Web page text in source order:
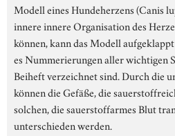
Modell eines Hundeherzens (Canis
innere innere Organisation des
können, kann das Modell
es Nummerierungen aller wichtigen
Beiheft verzeichnet sind. Durch die
können die Gefäße, die
solchen, die sauerstoffarmes Blut
unterschieden werden.